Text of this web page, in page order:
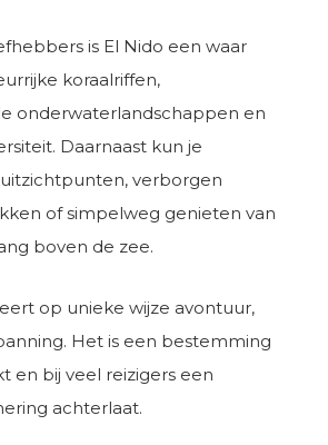
is El Nido een waar
koraalriffen,
onderwaterlandschappen en
Daarnaast kun je
verborgen
of simpelweg genieten van
boven de zee.
op unieke wijze avontuur,
Het is een bestemming
en bij veel reizigers een
achterlaat.